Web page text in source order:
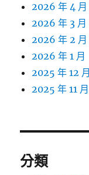
2026 年 4 月
2026 年 3 月
2026 年 2 月
2026 年 1 月
2025 年 12 月
2025 年 11 月
分類